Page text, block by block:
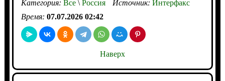
Категория: Все\Россия Источник: Интерфакс
Время: 07.07.2026 02:42
Наверх